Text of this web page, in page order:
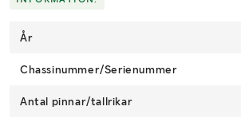
År
Chassinummer/Serienummer
Antal pinnar/tallrikar